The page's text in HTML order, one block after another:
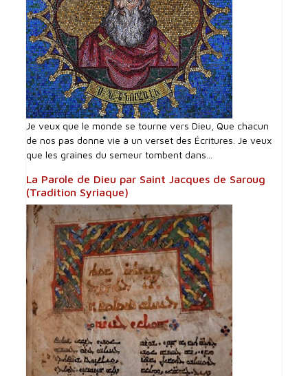
Je veux que le monde se tourne vers Dieu, Que chacun
de nos pas donne vie à un verset des Écritures. Je veux
que les graines du semeur tombent dans...
La Parole de Dieu par Saint Jacques de Saroug
(Tradition Syriaque)